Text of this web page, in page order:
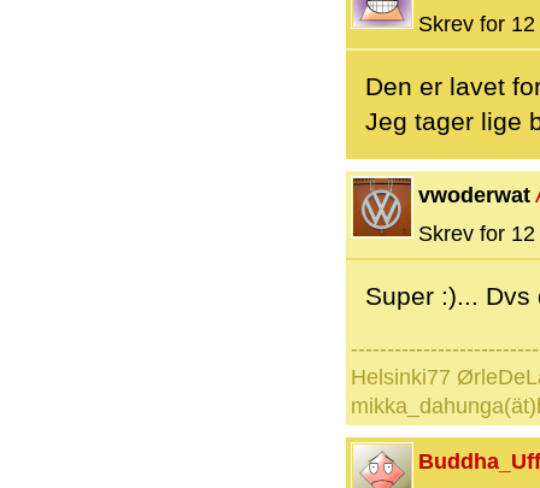
Skrev for
Den er lavet
Jeg tager lige
vwoderwat
Skrev for
Super :)...
Helsinki77